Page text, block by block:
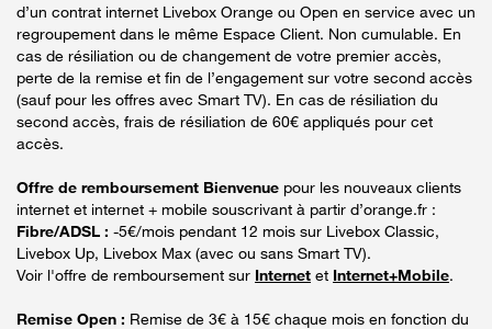
d’un contrat internet Livebox Orange ou Open en service avec un
regroupement dans le même Espace Client. Non cumulable. En
cas de résiliation ou de changement de votre premier accès,
perte de la remise et fin de l’engagement sur votre second accès
(sauf pour les offres avec Smart TV). En cas de résiliation du
second accès, frais de résiliation de 60€ appliqués pour cet
accès.
Offre de remboursement Bienvenue pour les nouveaux clients
internet et internet + mobile souscrivant à partir d’orange.fr :
Fibre/ADSL : -5€/mois pendant 12 mois sur Livebox Classic,
Livebox Up, Livebox Max (avec ou sans Smart TV).
Voir l'offre de remboursement sur Internet et Internet+Mobile.
Remise Open : Remise de 3€ à 15€ chaque mois en fonction du